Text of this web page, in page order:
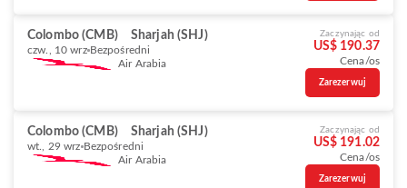
Colombo (CMB) Sharjah (SHJ)
czw., 10 wrz Bezpośredni
Air Arabia
Zaczynając od
US$ 190.37
Cena/os
Zarezerwuj
Colombo (CMB) Sharjah (SHJ)
wt., 29 wrz Bezpośredni
Air Arabia
Zaczynając od
US$ 191.02
Cena/os
Zarezerwuj